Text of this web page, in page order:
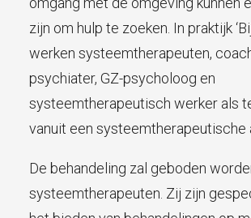
zijn om hulp te zoeken. In praktijk
werken systeemtherapeuten,
psychiater, GZ-psycholoog en
systeemtherapeutisch werker als
vanuit een systeemtherapeutische
De behandeling zal geboden
systeemtherapeuten. Zij zijn